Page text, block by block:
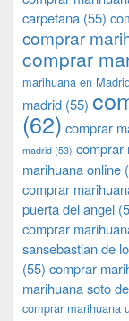
carpetana (55)
comprar
comprar
marihuana en
madrid (55)
(62) comprar
madrid (53) comprar
marihuana online
comprar
puerta del angel
comprar
sansebastian de
(55) comprar
marihuana soto
comprar marihuana